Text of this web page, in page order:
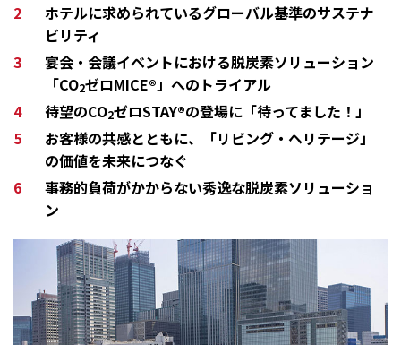
ホテルに求められているグローバル基準のサステナ
ビリティ
宴会・会議イベントにおける脱炭素ソリューション
「CO2ゼロMICE®」へのトライアル
待望のCO2ゼロSTAY®の登場に「待ってました！」
お客様の共感とともに、「リビング・ヘリテージ」
の価値を未来につなぐ
事務的負荷がかからない秀逸な脱炭素ソリューショ
ン